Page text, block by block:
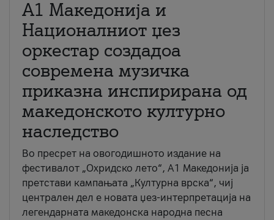
А1 Македонија и
Националниот џез
оркестар создадоа
современа музичка
приказна инспирирана од
македонското културно
наследство
Во пресрет на овогодишното издание на
фестивалот „Охридско лето“, А1 Македонија ја
претстави кампањата „Културна врска“, чиј
централен дел е новата џез-интерпретација на
легендарната македонска народна песна